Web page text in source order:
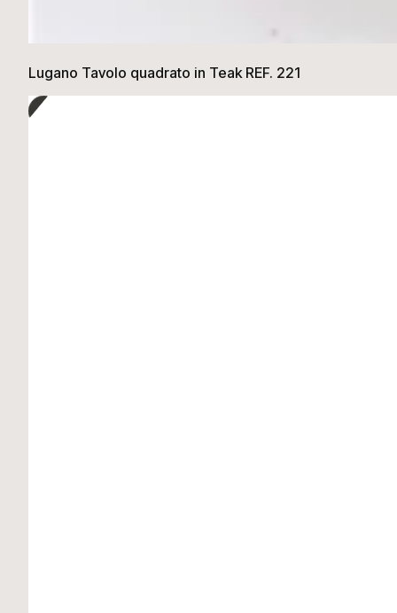
Lugano Tavolo quadrato in Teak REF. 221